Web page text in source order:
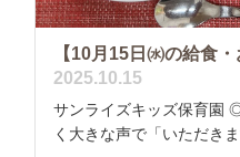
【10月15日㈬の給食・
2025.10.15
サンライズキッズ保育園
く大きな声で「いただき